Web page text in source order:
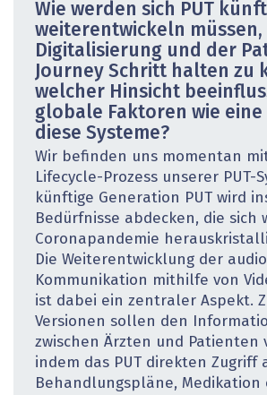
Wie werden sich PUT
weiterentwickeln
Digitalisierung und der
Journey Schritt halten zu
welcher Hinsicht
globale Faktoren wie eine
diese Systeme?
Wir befinden uns momentan
Lifecycle-Prozess unserer PUT-
künftige Generation PUT wird
Bedürfnisse abdecken, die sich
Coronapandemie
Die Weiterentwicklung der
Kommunikation mithilfe von
ist dabei ein zentraler Aspekt.
Versionen sollen den
zwischen Ärzten und Patienten
indem das PUT direkten Zugriff
Behandlungspläne, Medikation